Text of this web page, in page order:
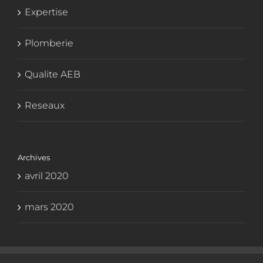
Expertise
Plomberie
Qualite AEB
Reseaux
Archives
avril 2020
mars 2020